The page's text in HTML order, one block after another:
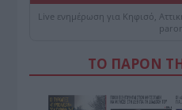
Live ενημέρωση για Κηφισό,
ΤΟ ΠΑΡΟΝ